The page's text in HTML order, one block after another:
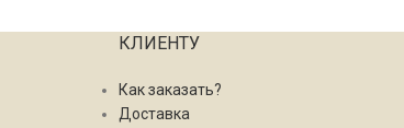
КЛИЕНТУ
Как заказать?
Доставка